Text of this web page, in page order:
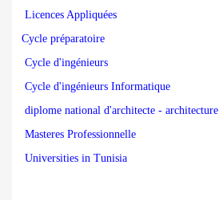
Licences Appliquées
Cycle préparatoire
Cycle d'ingénieurs
Cycle d'ingénieurs Informatique
diplome national d'architecte - architecture
Masteres Professionnelle
Universities in Tunisia